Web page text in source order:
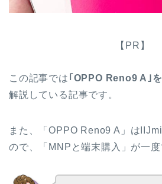
【PR】
この記事では ｢OPPO Reno9 A｣
解説している記事です。
また、「OPPO Reno9 A」は
ので、「MNPと端末購入」が一度